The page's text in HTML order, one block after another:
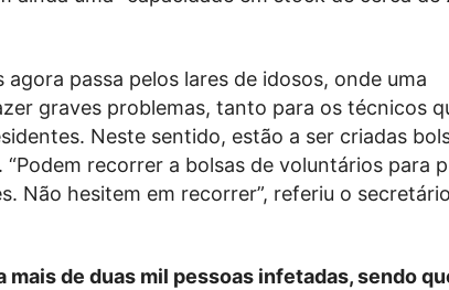
agora passa pelos lares de idosos, onde uma
graves problemas, tanto para os técnicos
Neste sentido, estão a ser criadas
“Podem recorrer a bolsas de voluntários para
Não hesitem em recorrer”, referiu o
mais de duas mil pessoas infetadas, sendo